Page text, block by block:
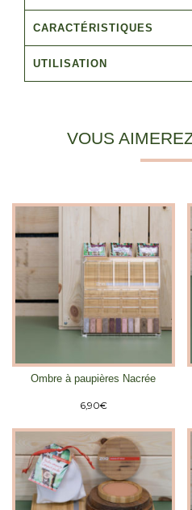
CARACTÉRISTIQUES
UTILISATION
VOUS
Ombre à paupières Nacrée
6,90€